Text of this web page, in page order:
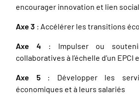
encourager innovation et lien social
Axe 3 : Accélérer les transitions
Axe 4: Impulser ou
collaboratives à l’échelle d’un EPCI
Axe 5: Développer les
économiques et à leurs salariés